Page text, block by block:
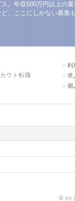
。年収500万円以上の
、ここにしかない募集も
ウト転職
利
求
個
© en